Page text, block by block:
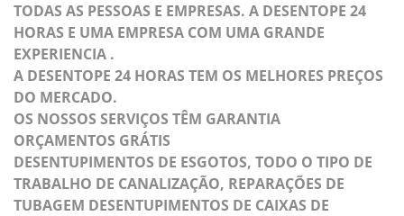
TODAS AS PESSOAS E EMPRESAS. A DESENTOPE 24
HORAS E UMA EMPRESA COM UMA GRANDE
EXPERIENCIA .
A DESENTOPE 24 HORAS TEM OS MELHORES PREÇOS
DO MERCADO.
OS NOSSOS SERVIÇOS TÊM GARANTIA
ORÇAMENTOS GRÁTIS
DESENTUPIMENTOS DE ESGOTOS, TODO O TIPO DE
TRABALHO DE CANALIZAÇÃO, REPARAÇÕES DE
TUBAGEM DESENTUPIMENTOS DE CAIXAS DE